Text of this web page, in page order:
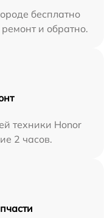
бесплатно
и обратно.
техники Honor
2 часов.